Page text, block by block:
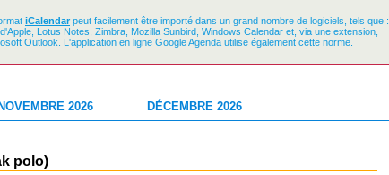
iCalendar peut facilement être importé dans un grand nombre de logiciels, tels que :
Lotus Notes, Zimbra, Mozilla Sunbird, Windows Calendar et, via une extension,
Outlook. L'application en ligne Google Agenda utilise également cette norme.
NOVEMBRE 2026 DÉCEMBRE 2026
polo)